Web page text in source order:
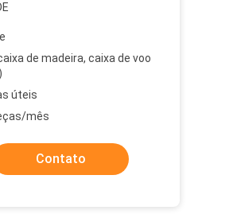
de madeira, caixa de voo
úteis
mês
Contato